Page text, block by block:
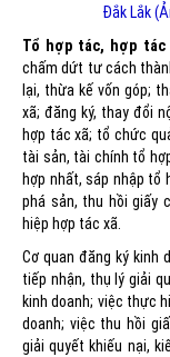
Đắk Lắk
Tổ hợp tác, hợp tác
chấm dứt tư cách
lại, thừa kế vốn góp;
xã; đăng ký, thay đổi
hợp tác xã; tổ chức
tài sản, tài chính tổ
hợp nhất, sáp nhập tổ
phá sản, thu hồi giấy
hiệp hợp tác xã.
Cơ quan đăng ký kinh
tiếp nhận, thụ lý giải
kinh doanh; việc thực
doanh; việc thu hồi
giải quyết khiếu nại,